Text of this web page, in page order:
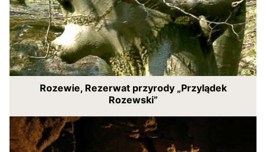
Rozewie, Rezerwat przyrody „Przylądek
Rozewski”